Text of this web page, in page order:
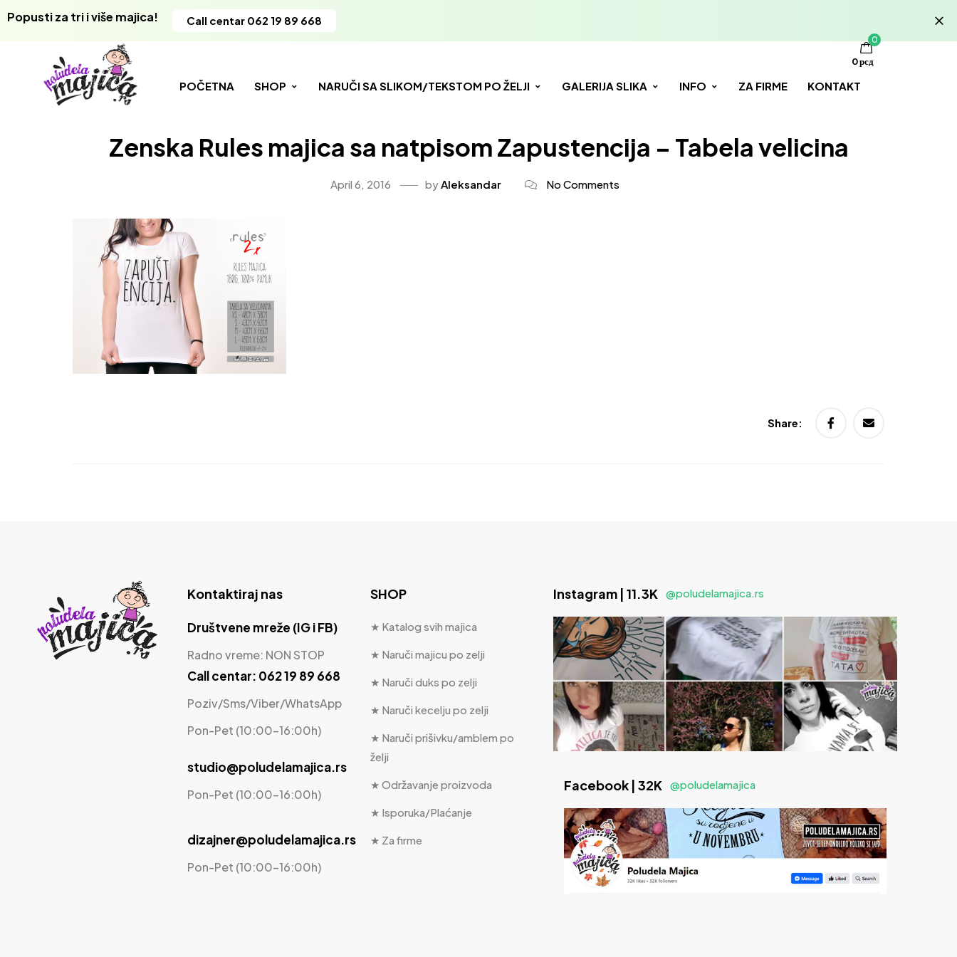
Popusti za tri i više majica! Call centar 062 19 89 668
POČETNA SHOP NARUČI SA SLIKOM/TEKSTOM PO ŽELJI GALERIJA SLIKA INFO ZA FIRME KONTAKT
0
0рсд
Zenska Rules majica sa natpisom Zapustencija – Tabela velicina
April 6, 2016 byAleksandar No Comments
Share:
Kontaktiraj nas
Društvene mreže (IG i FB)
Radno vreme: NON STOP
Call centar: 062 19 89 668
Poziv/Sms/Viber/WhatsApp
Pon-Pet (10:00-16:00h)
studio@poludelamajica.rs
Pon-Pet (10:00-16:00h)
dizajner@poludelamajica.rs
Pon-Pet (10:00-16:00h)
SHOP
★ Katalog svih majica
★ Naruči majicu po zelji
★ Naruči duks po zelji
★ Naruči kecelju po zelji
★ Naruči prišivku/amblem po
želji
★ Održavanje proizvoda
★ Isporuka/Plaćanje
★ Za firme
Instagram | 11.3K @poludelamajica.rs
Facebook | 32K @poludelamajica